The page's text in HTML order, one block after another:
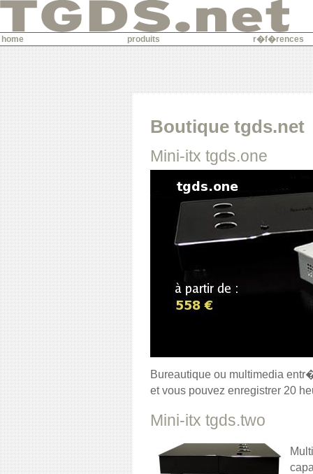
home produits r�f�rences
Boutique tgds.net
Mini-itx tgds.one
Bureautique ou multimedia
et vous pouvez enregistrer 20
Mini-itx tgds.two